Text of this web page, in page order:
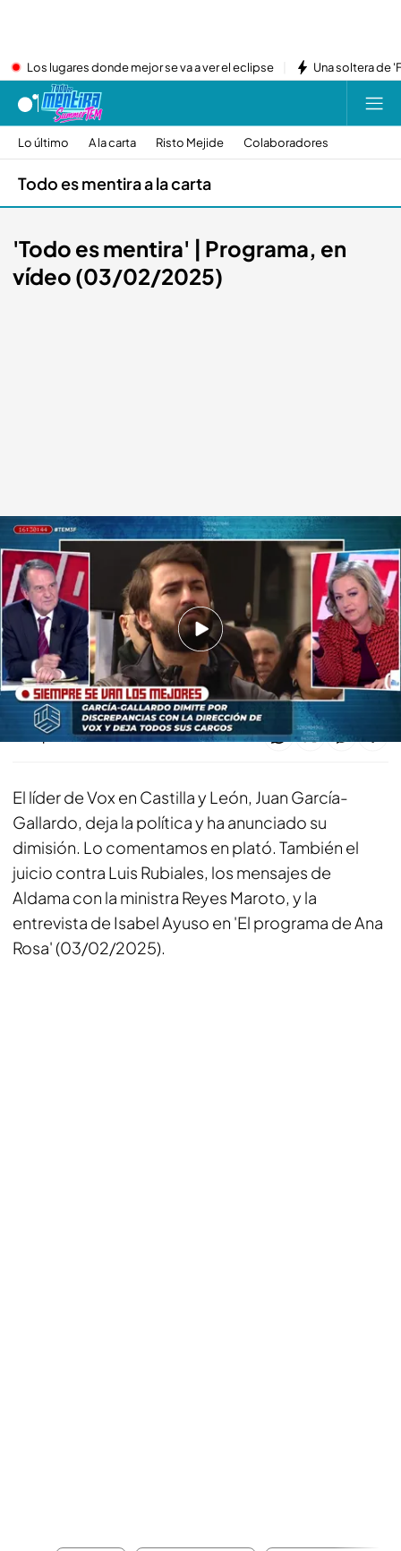
Los lugares donde mejor se va a ver el eclipse Una soltera de
Lo último A la carta Risto Mejide Colaboradores
Todo es mentira a la carta
'Todo es mentira' | Programa, en
vídeo (03/02/2025)
El programa completo.
Todo es mentira
03 FEB 2025 - 20:08h.
¡Dale al 'play' y disfruta del programa completo
de 'Todo es mentira'!
Compartir
El líder de Vox en Castilla y León, Juan García-
Gallardo, deja la política y ha anunciado su
dimisión. Lo comentamos en plató. También el
juicio contra Luis Rubiales, los mensajes de
Aldama con la ministra Reyes Maroto, y la
entrevista de Isabel Ayuso en 'El programa de Ana
Rosa' (03/02/2025).